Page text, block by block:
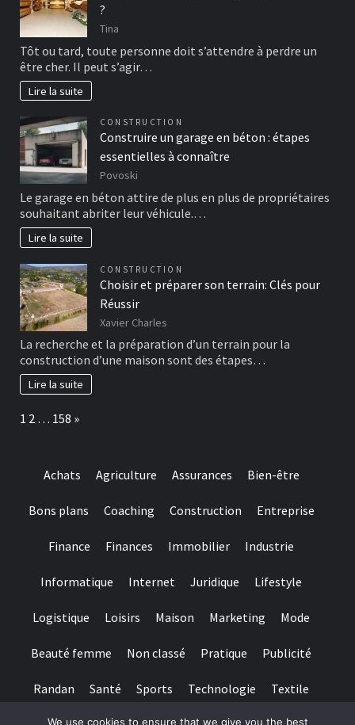
?
Tina
Tôt ou tard, toute personne doit s’attendre à perdre un
être cher. Il peut s’agir…
Lire la suite
CONSTRUCTION
Construire un garage en béton : étapes
essentielles à connaître
Povoski
Le garage en béton attire de plus en plus de propriétaires
souhaitant abriter leur véhicule.…
Lire la suite
CONSTRUCTION
Choisir et préparer son terrain: Clés pour
Réussir
Xavier Charles
La recherche et la préparation d’un terrain pour la
construction d’une maison sont des étapes…
Lire la suite
Page:
1 2 … 158 Next
»
Achats Agriculture Assurances Bien-être
Bons plans Coaching Construction Entreprise
Finance Finances Immobilier Industrie
Informatique Internet Juridique Lifestyle
Logistique Loisirs Maison Marketing Mode
Beauté femme Non classé Pratique Publicité
Randan Santé Sports Technologie Textile
We use cookies to ensure that we give you the best